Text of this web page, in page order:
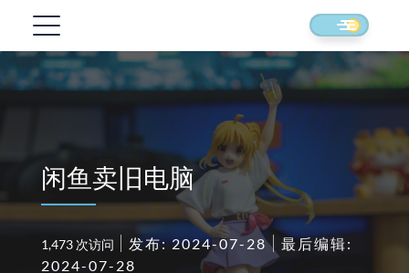
闲鱼卖旧电脑
1,473 次访问 发布: 2024-07-28
最后编辑:
2024-07-28